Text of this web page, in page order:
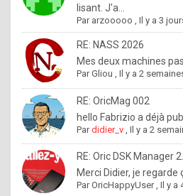
d
b
y
o
l
e
x
lisant. J'a...
Par arzooooo ,Il y a 3
RE: NASS 2026
Mes deux machines
ParGliou ,Il y a 2
RE: OricMag 002
hello Fabrizio a déjà
Pardidier_v ,Il y a 2
RE: Oric DSK Manager
Merci Didier, je regarde
ParOricHappyUser,Il y a